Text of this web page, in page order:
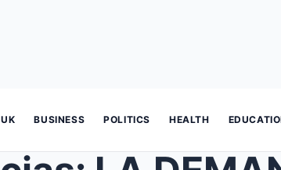
UK BUSINESS POLITICS HEALTH